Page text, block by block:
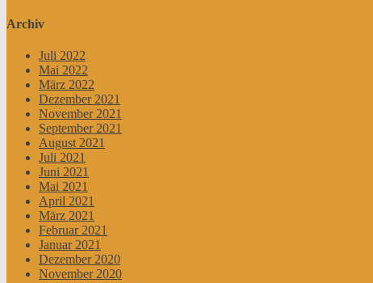
Archiv
Juli 2022
Mai 2022
März 2022
Dezember 2021
November 2021
September 2021
August 2021
Juli 2021
Juni 2021
Mai 2021
April 2021
März 2021
Februar 2021
Januar 2021
Dezember 2020
November 2020